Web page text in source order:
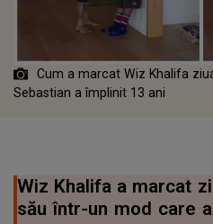
Cum a marcat Wiz Khalifa
Sebastian a împlinit 13 ani
Wiz Khalifa a marcat
său într-un mod care